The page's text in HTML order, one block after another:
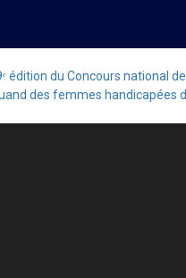
édition du Concours national
des femmes handicapées